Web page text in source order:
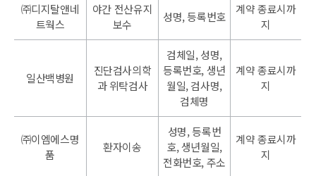
㈜디지탈앤네
트웍스
야간 전산유지
보수
성명, 등록번호
계약 종료시까
지
일산백병원
진단검사의학
과 위탁검사
검체일, 성명,
등록번호, 생년
월일, 검사명,
검체명
계약 종료시까
지
㈜이엠에스명
품
환자이송
성명, 등록번
호, 생년월일,
전화번호, 주소
계약 종료시까
지